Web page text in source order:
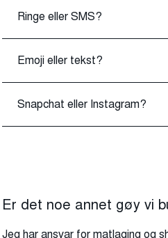
Ringe eller SMS?
Emoji eller tekst?
Snapchat eller Instagram?
Er det noe annet gøy vi
Jeg har ansvar for matlaging og